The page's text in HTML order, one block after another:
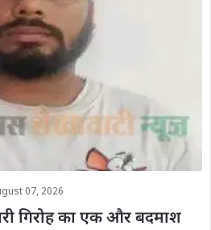
07, 2026
गिरोह का एक और बदमाश